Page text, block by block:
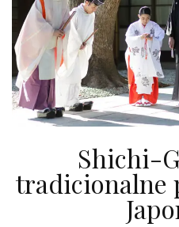
Shichi-
tradicionalne